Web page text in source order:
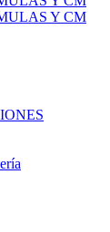
Y CM